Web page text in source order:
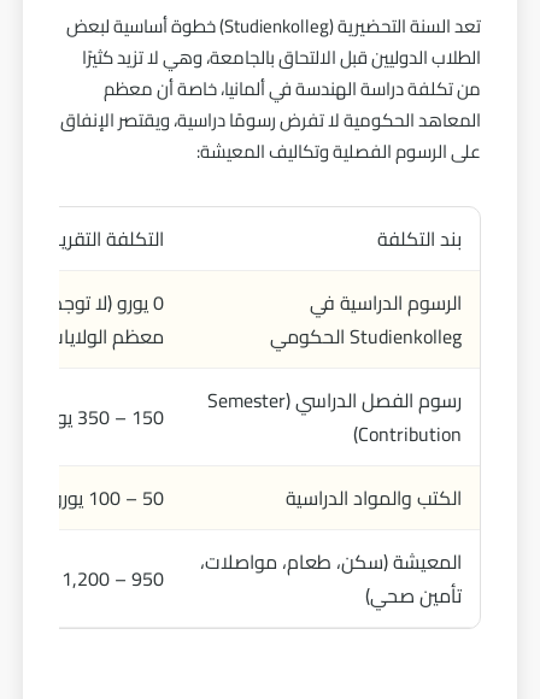
تعد السنة التحضيرية (Studienkolleg) خطوة أساسية لبعض
الطلاب الدوليين قبل الالتحاق بالجامعة، وهي لا تزيد كثيرًا
من تكلفة دراسة الهندسة في ألمانيا، خاصة أن معظم
المعاهد الحكومية لا تفرض رسومًا دراسية، ويقتصر الإنفاق
على الرسوم الفصلية وتكاليف المعيشة:
بند التكلفة
التكلفة التقريبية
الرسوم الدراسية في
Studienkolleg الحكومي
0 يورو (لا توجد
معظم الولايات)
رسوم الفصل الدراسي (Semester
Contribution)
150 – 350 يورو لكل فصل دراسي
الكتب والمواد الدراسية
50 – 100 يورو شهريًا
المعيشة (سكن، طعام، مواصلات،
تأمين صحي)
950 – 1,200 يورو شهريًا